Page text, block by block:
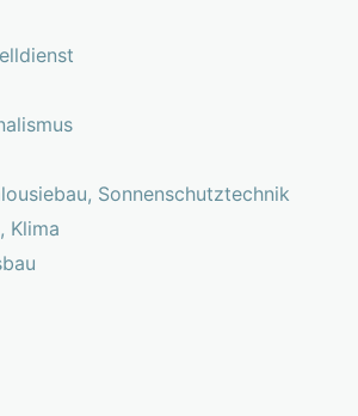
Sonnenschutztechnik
Klima